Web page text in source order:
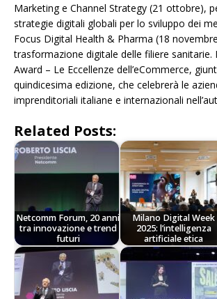
Marketing e Channel Strategy (21 ottobre),
strategie digitali globali per lo sviluppo dei
Focus Digital Health & Pharma (18
trasformazione digitale delle filiere
Award – Le Eccellenze dell’eCommerce,
quindicesima edizione, che celebrerà le
imprenditoriali italiane e internazionali
Related Posts:
Netcomm Forum, 20 anni
tra innovazione e trend
futuri
Milano Digital Week
2025: l’intelligenza
artificiale etica